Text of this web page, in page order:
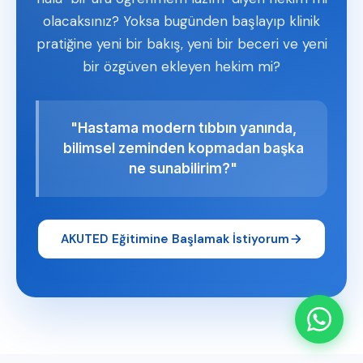
olacaksınız? Yoksa bugünden başlayıp klinik
pratiğine yeni bir bakış, yeni bir beceri ve yeni
bir özgüven ekleyen hekim mi?
"Hastama modern tıbbın yanında,
bilimsel zeminden kopmadan başka
ne sunabilirim?"
AKUTED Eğitimine Başlamak İstiyorum